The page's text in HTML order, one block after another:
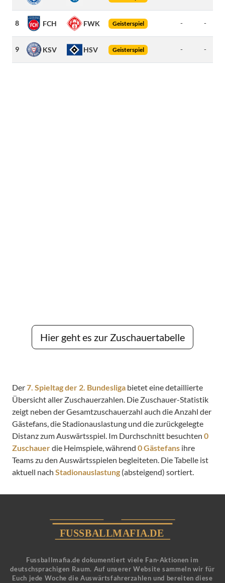
8 FCH FWK Geisterspiel - -
9 KSV HSV Geisterspiel - -
Hier geht es zur Zuschauertabelle
Der7. Spieltag der 2. Bundesliga bietet eine detaillierte
Übersicht aller Zuschauerzahlen. Die Zuschauer-Statistik
zeigt neben der Gesamtzuschauerzahl auch die Anzahl der
Gästefans, die Stadionauslastung und die zurückgelegte
Distanz zum Auswärtsspiel. Im Durchschnitt besuchten 0
Zuschauerdie Heimspiele, während 0 Gästefans ihre
Teams zu den Auswärtsspielen begleiteten. Die Tabelle ist
aktuell nach Stadionauslastung (absteigend) sortiert.
Fussballmafia.de dokumentiert viele Fan-Aktionen im
deutschsprachigen Raum. Auf unserer Website sammeln wir für
Euch jede Woche die Auswärtsfahrerzahlen und bereiten diese